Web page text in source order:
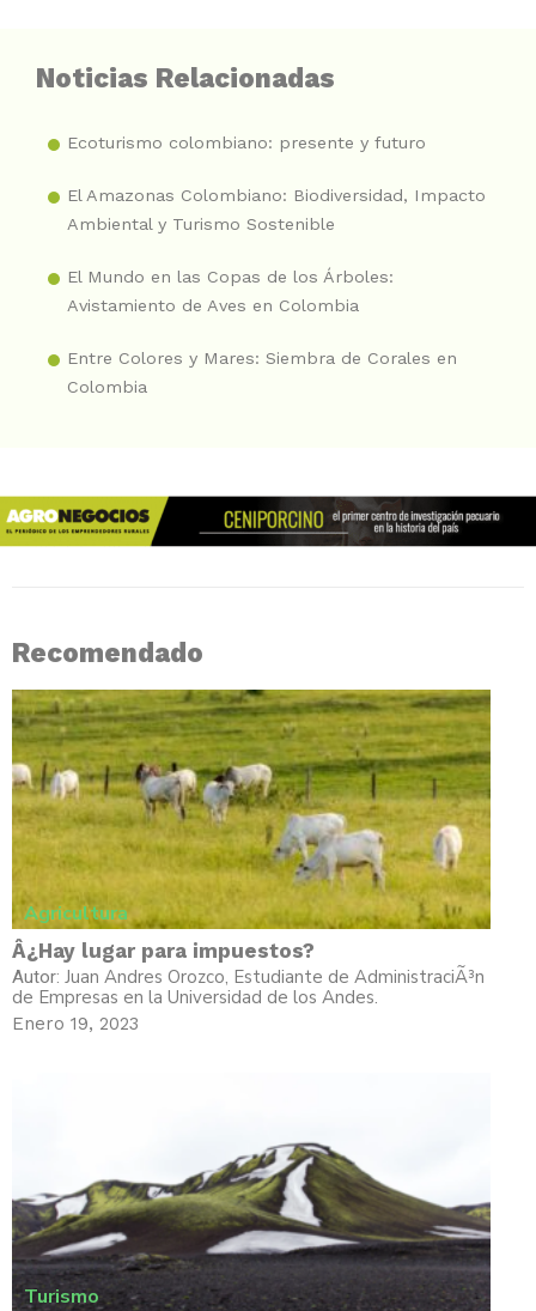
Noticias Relacionadas
Ecoturismo colombiano: presente y futuro
El Amazonas Colombiano: Biodiversidad, Impacto
Ambiental y Turismo Sostenible
El Mundo en las Copas de los Árboles:
Avistamiento de Aves en Colombia
Entre Colores y Mares: Siembra de Corales en
Colombia
Recomendado
Agricultura
Â¿Hay lugar para impuestos?
Autor: Juan Andres Orozco, Estudiante de AdministraciÃ³n
de Empresas en la Universidad de los Andes.
Enero 19, 2023
Turismo